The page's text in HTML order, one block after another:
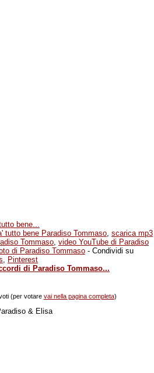
bene...
tutto bene Paradiso Tommaso, scarica mp3
Tommaso, video YouTube di Paradiso
di Paradiso Tommaso - Condividi su
, Pinterest
di Paradiso Tommaso...
(per votare vai nella pagina completa)
& Elisa